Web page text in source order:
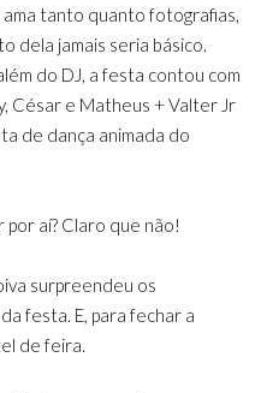
ama tanto quanto fotografias,
dela jamais seria básico.
do DJ, a festa contou com
César e Matheus + Valter Jr
de dança animada do
por aí? Claro que não!
surpreendeu os
festa. E, para fechar a
de feira.